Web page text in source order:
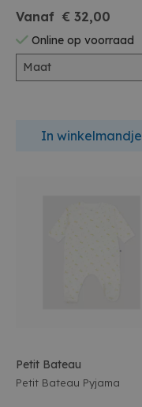
Vanaf € 32,00
Online op voorraad
Maat
In winkelmandje
Petit Bateau
Petit Bateau Pyjama